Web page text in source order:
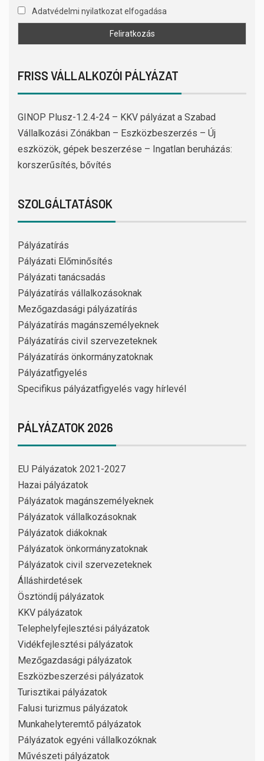
Adatvédelmi nyilatkozat elfogadása
FRISS VÁLLALKOZÓI PÁLYÁZAT
GINOP Plusz-1.2.4-24 – KKV pályázat a Szabad
Vállalkozási Zónákban – Eszközbeszerzés – Új
eszközök, gépek beszerzése – Ingatlan beruházás:
korszerűsítés, bővítés
SZOLGÁLTATÁSOK
Pályázatírás
Pályázati Előminősítés
Pályázati tanácsadás
Pályázatírás vállalkozásoknak
Mezőgazdasági pályázatírás
Pályázatírás magánszemélyeknek
Pályázatírás civil szervezeteknek
Pályázatírás önkormányzatoknak
Pályázatfigyelés
Specifikus pályázatfigyelés vagy hírlevél
PÁLYÁZATOK 2026
EU Pályázatok 2021-2027
Hazai pályázatok
Pályázatok magánszemélyeknek
Pályázatok vállalkozásoknak
Pályázatok diákoknak
Pályázatok önkormányzatoknak
Pályázatok civil szervezeteknek
Álláshirdetések
Ösztöndíj pályázatok
KKV pályázatok
Telephelyfejlesztési pályázatok
Vidékfejlesztési pályázatok
Mezőgazdasági pályázatok
Eszközbeszerzési pályázatok
Turisztikai pályázatok
Falusi turizmus pályázatok
Munkahelyteremtő pályázatok
Pályázatok egyéni vállalkozóknak
Művészeti pályázatok